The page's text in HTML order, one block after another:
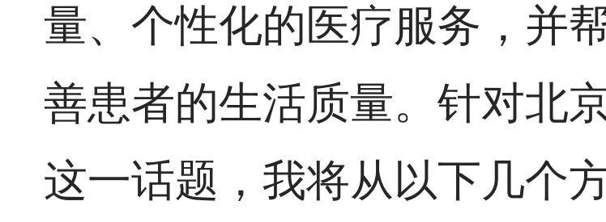
量、个性化的医疗服务，并
善患者的生活质量。针对北
这一话题，我将从以下几个